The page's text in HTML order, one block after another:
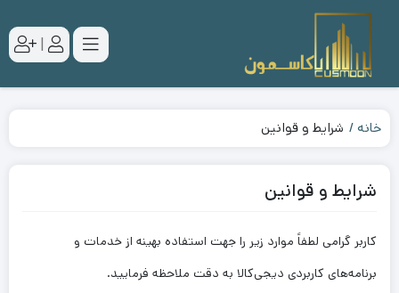
|
خانه شرایط و قوانین
شرایط و قوانین
کاربر گرامی لطفاً موارد زیر را جهت استفاده بهینه از خدمات و
برنامه‌‏های کاربردی دیجی‌کالا به دقت ملاحظه فرمایید.